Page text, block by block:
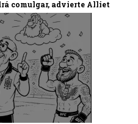
comulgar, advierte Alliet